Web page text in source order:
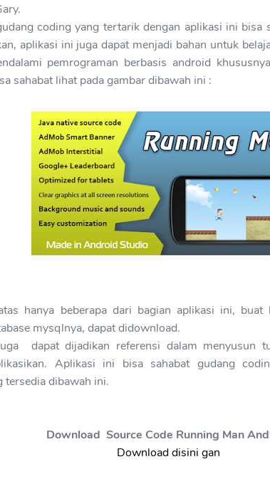
coding yang tertarik dengan aplikasi ini bisa
aplikasi ini juga dapat menjadi bahan untuk
pemrograman berbasis android
sahabat lihat pada gambar dibawah ini :
hanya beberapa dari bagian aplikasi ini,
mysqlnya, dapat didownload.
dapat dijadikan referensi dalam menyusun
Aplikasi ini bisa sahabat gudang
tersedia dibawah ini.
Download Source Code Running Man
Download disini gan